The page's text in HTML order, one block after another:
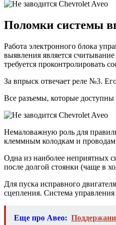
Поломки системы
Работа электронного блока
выявления является
требуется проконтролировать
За впрыск отвечает реле №3.
Все разъемы, которые
Немаловажную роль для
клеммным колодкам и
Одна из наиболее неприятных
после долгой стоянки (чаще в
Для пуска исправного
сцепления. Система
Еще про Авео: